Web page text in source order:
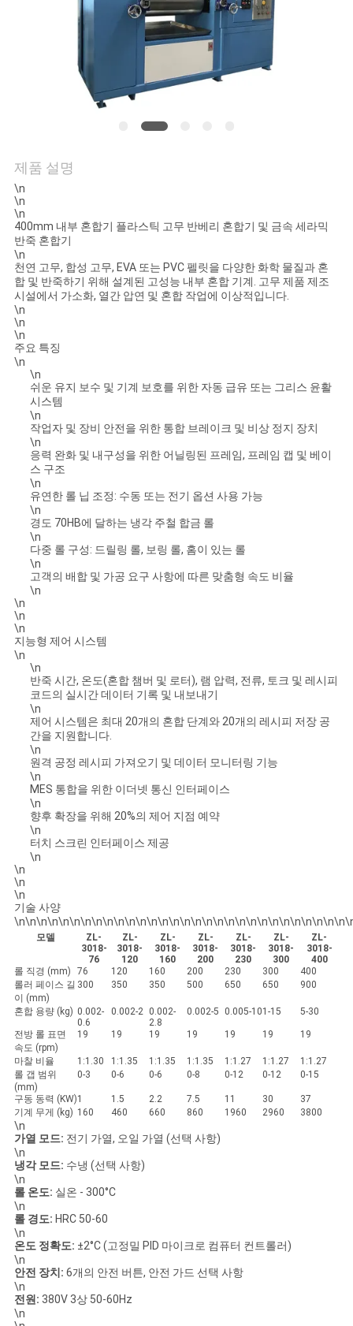
세
요
뉴
스
인
용
문
을
요
구
하
세
요
VR
SHOW
SITEMAP
PRIVACY
POLICY
제품 설명
\n
\n
\n
400mm 내부 혼합기 플라스틱 고무 반베리 혼합기 및 금속 세라믹
반죽 혼합기
\n
천연 고무, 합성 고무, EVA 또는 PVC 펠릿을 다양한 화학 물질과 혼
합 및 반죽하기 위해 설계된 고성능 내부 혼합 기계. 고무 제품 제조
시설에서 가소화, 열간 압연 및 혼합 작업에 이상적입니다.
\n
\n
\n
주요 특징
\n
\n
쉬운 유지 보수 및 기계 보호를 위한 자동 급유 또는 그리스 윤활
시스템
\n
작업자 및 장비 안전을 위한 통합 브레이크 및 비상 정지 장치
\n
응력 완화 및 내구성을 위한 어닐링된 프레임, 프레임 캡 및 베이
스 구조
\n
유연한 롤 닙 조정: 수동 또는 전기 옵션 사용 가능
\n
경도 70HB에 달하는 냉각 주철 합금 롤
\n
다중 롤 구성: 드릴링 롤, 보링 롤, 홈이 있는 롤
\n
고객의 배합 및 가공 요구 사항에 따른 맞춤형 속도 비율
\n
\n
\n
\n
지능형 제어 시스템
\n
\n
반죽 시간, 온도(혼합 챔버 및 로터), 램 압력, 전류, 토크 및 레시피
코드의 실시간 데이터 기록 및 내보내기
\n
제어 시스템은 최대 20개의 혼합 단계와 20개의 레시피 저장 공
간을 지원합니다.
\n
원격 공정 레시피 가져오기 및 데이터 모니터링 기능
\n
MES 통합을 위한 이더넷 통신 인터페이스
\n
향후 확장을 위해 20%의 제어 지점 예약
\n
터치 스크린 인터페이스 제공
\n
\n
\n
\n
기술 사양
모델
ZL-
3018-
76
ZL-
3018-
120
ZL-
3018-
160
ZL-
3018-
200
ZL-
3018-
230
ZL-
3018-
300
ZL-
3018-
400
롤 직경 (mm)
76 120 160 200 230 300
400
롤러 페이스 길
이 (mm)
300 350 350 500 650 650 900
혼합 용량 (kg) 0.002-
0.6
0.002-2 0.002-
2.8
0.002-5 0.005-101-15 5-30
전방 롤 표면
속도 (rpm)
19 19 19 19 19 19 19
마찰 비율 1:1.30 1:1.35 1:1.35 1:1.35 1:1.27 1:1.27
1:1.27
롤 갭 범위
(mm)
0-3 0-6 0-6 0-8 0-12 0-12 0-15
구동 동력 (KW)1 1.5 2.2 7.5 11 30
37
기계 무게 (kg) 160 460 660 860 1960 2960 3800
\n
가열 모드: 전기 가열, 오일 가열 (선택 사항)
\n
냉각 모드: 수냉 (선택 사항)
\n
롤 온도: 실온 - 300°C
\n
롤 경도: HRC 50-60
\n
온도 정확도: ±2°C (고정밀 PID 마이크로 컴퓨터 컨트롤러)
\n
안전 장치: 6개의 안전 버튼, 안전 가드 선택 사항
\n
전원: 380V 3상 50-60Hz
\n